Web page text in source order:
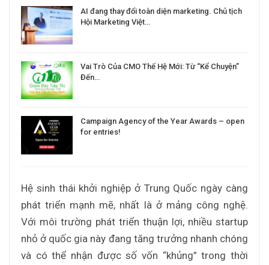
AI đang thay đổi toàn diện marketing. Chủ tịch
Hội Marketing Việt…
Vai Trò Của CMO Thế Hệ Mới: Từ “Kể Chuyện”
Đến…
Campaign Agency of the Year Awards – open
for entries!
Hệ sinh thái khởi nghiệp ở Trung Quốc ngày càng
phát triển mạnh mẽ, nhất là ở mảng công nghệ.
Với môi trường phát triển thuận lợi, nhiều startup
nhỏ ở quốc gia này đang tăng trưởng nhanh chóng
và có thể nhận được số vốn “khủng” trong thời